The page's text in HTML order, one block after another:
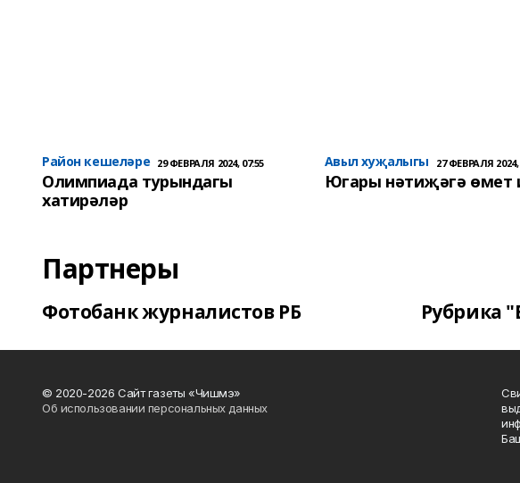
Район кешеләре 29 ФЕВРАЛЯ 2024, 07:55
Олимпиада турындагы
хатирәләр
Авыл хуҗалыгы 27 ФЕВРАЛЯ 2024,
Югары нәтиҗәгә өмет
Партнеры
Фотобанк журналистов РБ Рубрика
© 2020-2026 Сайт газеты «Чишмэ»
Об использовании персональных данных